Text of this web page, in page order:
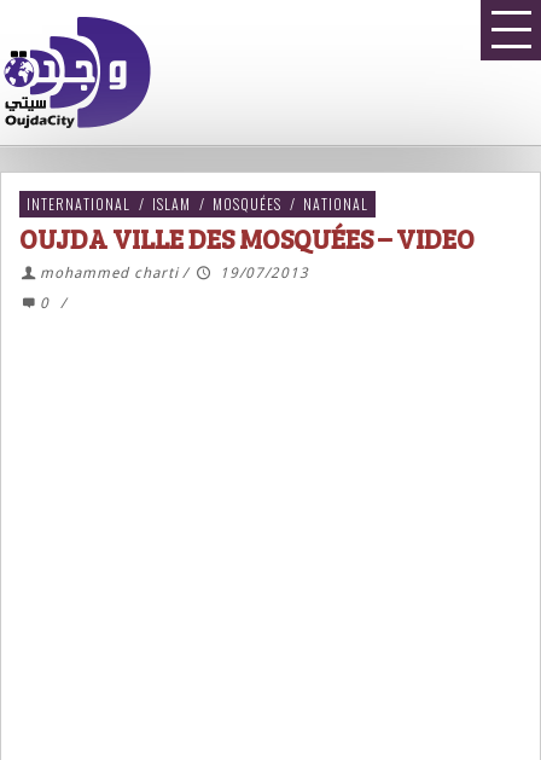
INTERNATIONAL / ISLAM / MOSQUÉES / NATIONAL
OUJDA VILLE DES MOSQUÉES – VIDEO
mohammed charti /
19/07/2013
0
/